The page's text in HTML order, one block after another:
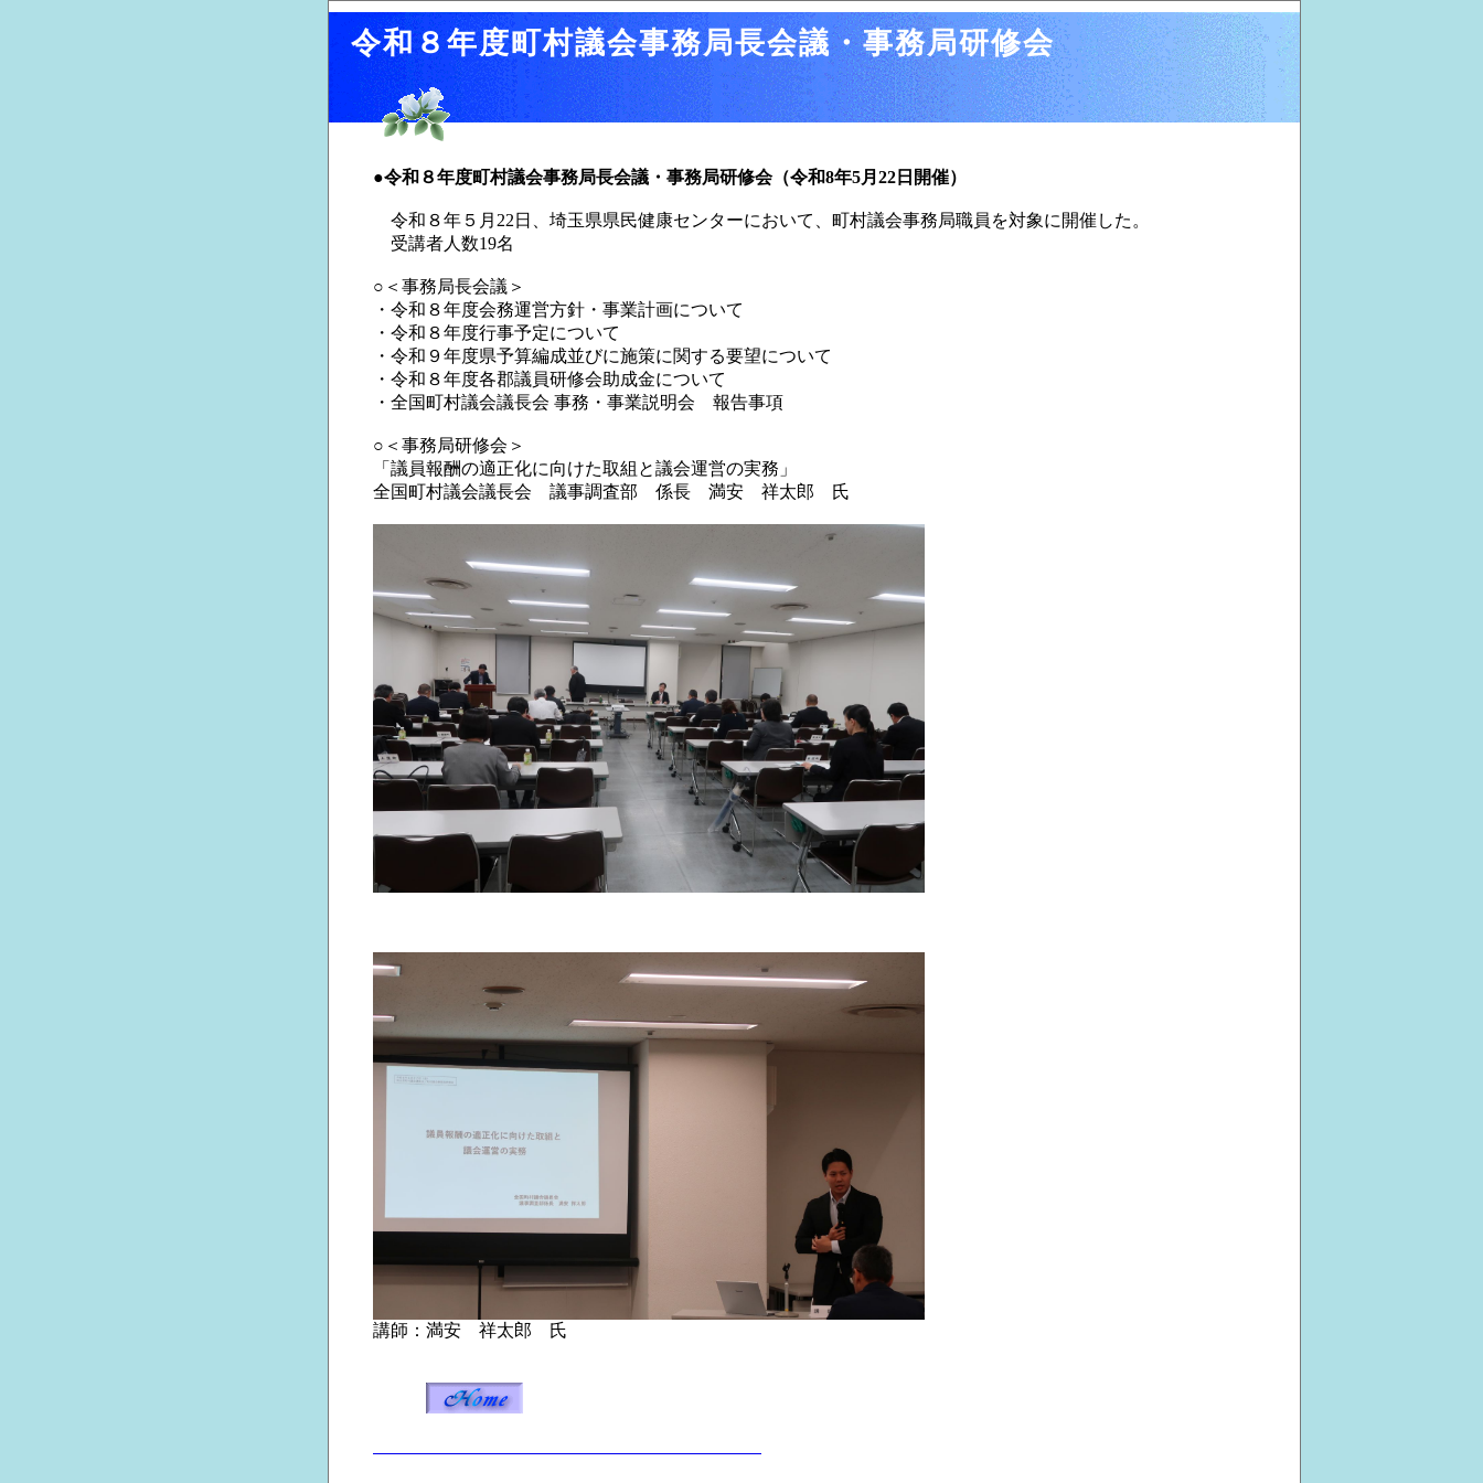
令和８年度町村議会事務局長会議・事務局研修会
●令和８年度町村議会事務局長会議・事務局研修会（令和8年5月22日開催）
令和８年５月22日、埼玉県県民健康センターにおいて、町村議会事務局職員を対象に開催した。
受講者人数19名
○＜事務局長会議＞
・令和８年度会務運営方針・事業計画について
・令和８年度行事予定について
・令和９年度県予算編成並びに施策に関する要望について
・令和８年度各郡議員研修会助成金について
・全国町村議会議長会 事務・事業説明会 報告事項
○＜事務局研修会＞
「議員報酬の適正化に向けた取組と議会運営の実務」
全国町村議会議長会 議事調査部 係長 満安 祥太郎 氏
講師：満安 祥太郎 氏